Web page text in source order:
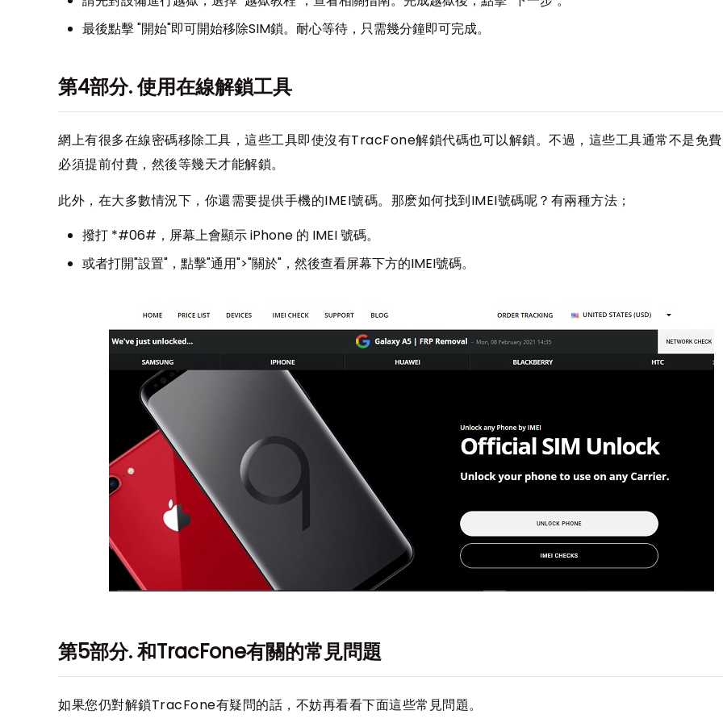
最後點擊 "開始"即可開始移除SIM鎖。耐心等待，只需幾分鐘即可完成。
第4部分. 使用在線解鎖工具
網上有很多在線密碼移除工具，這些工具即使沒有TracFone解鎖代碼也可以解鎖。不過，這些工具通常不是免
必須提前付費，然後等幾天才能解鎖。
此外，在大多數情況下，你還需要提供手機的IMEI號碼。那麽如何找到IMEI號碼呢？有兩種方法；
撥打 *#06#，屏幕上會顯示 iPhone 的 IMEI 號碼。
或者打開"設置"，點擊"通用">"關於"，然後查看屏幕下方的IMEI號碼。
第5部分. 和TracFone有關的常見問題
如果您仍對解鎖TracFone有疑問的話，不妨再看看下面這些常見問題。